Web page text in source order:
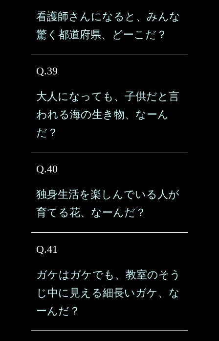
看護師さんになると、みんな
驚く都道府県、どーこだ？
Q.39
大人になっても、子供だと言
われる海の生き物、なーん
だ？
Q.40
独身生活を楽しんでいる人が
育てる花、なーんだ？
Q.41
ガケはガケでも、教室のそう
じ中に見える細長いガケ、な
ーんだ？